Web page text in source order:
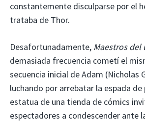
constantemente disculparse por el
trataba de Thor.
Desafortunadamente, Maestros del
demasiada frecuencia cometí el
secuencia inicial de Adam (Nicholas
luchando por arrebatar la espada de
estatua de una tienda de cómics
espectadores a condescender ante